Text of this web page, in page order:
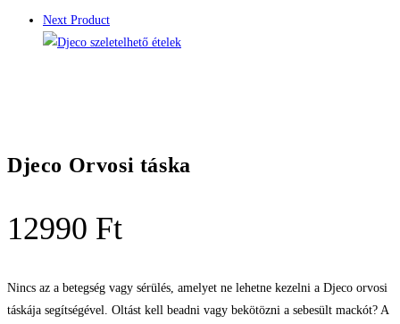
Next Product
Djeco Orvosi táska
12990 Ft
Nincs az a betegség vagy sérülés, amelyet ne lehetne kezelni a Djeco orvosi
táskája segítségével. Oltást kell beadni vagy bekötözni a sebesült mackót? A